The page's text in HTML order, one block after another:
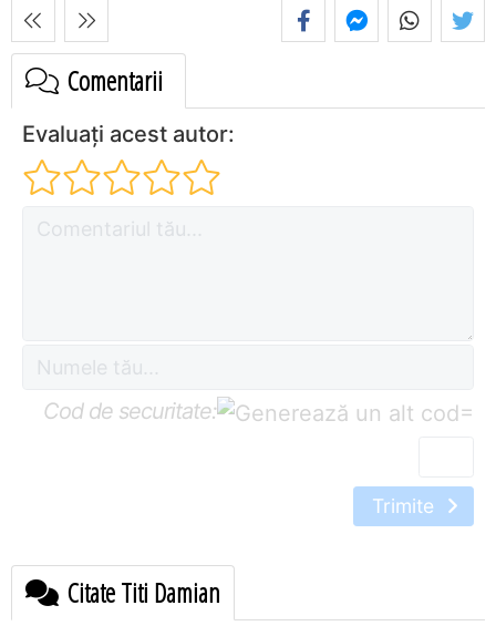
Comentarii
Evaluați acest autor:
Cod de securitate: =
Trimite
Citate Titi Damian